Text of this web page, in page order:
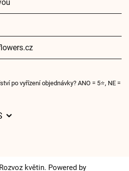
po vyřízení objednávky? ANO = 5⭐, NE =
květin. Powered by